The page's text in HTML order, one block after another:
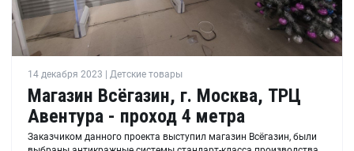
14 декабря 2023 | Детские товары
Магазин Всёгазин, г. Москва, ТРЦ
Авентура - проход 4 метра
Заказчиком данного проекта выступил магазин Всёгазин, были